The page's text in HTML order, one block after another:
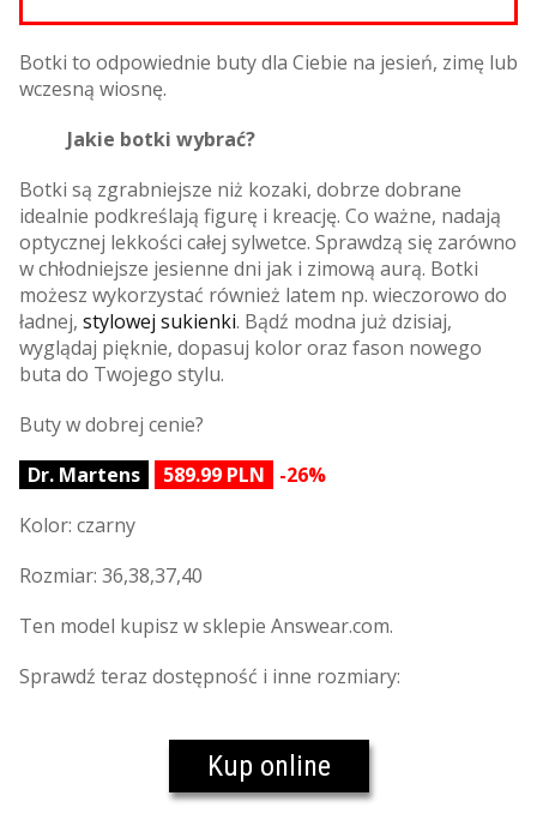
Botki to odpowiednie buty dla Ciebie na jesień, zimę lub
wczesną wiosnę.
Jakie botki wybrać?
Botki są zgrabniejsze niż kozaki, dobrze dobrane
idealnie podkreślają figurę i kreację. Co ważne, nadają
optycznej lekkości całej sylwetce. Sprawdzą się zarówno
w chłodniejsze jesienne dni jak i zimową aurą. Botki
możesz wykorzystać również latem np. wieczorowo do
ładnej, stylowej sukienki. Bądź modna już dzisiaj,
wyglądaj pięknie, dopasuj kolor oraz fason nowego
buta do Twojego stylu.
Buty w dobrej cenie?
Dr. Martens
589.99 PLN
-26%
Kolor: czarny
Rozmiar: 36,38,37,40
Ten model kupisz w sklepie Answear.com.
Sprawdź teraz dostępność i inne rozmiary:
Kup online